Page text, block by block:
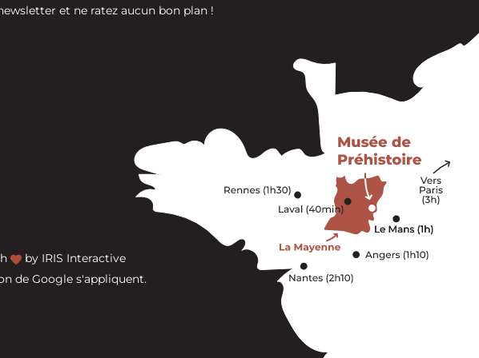
et ne ratez aucun bon plan !
by IRIS Interactive
de Google s'appliquent.